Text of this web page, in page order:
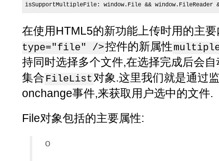
isSupportMultipleFile: window.File && window.FileReader
在使用HTML5的新功能上传时用的主
type="file" />控件的新属性
持同时选择多个文件,在选择完成后会
集合FileList 对象.这里我们就是通过
onchange事件,来获取用户选中的文件.
File对象包括的主要属性:
o